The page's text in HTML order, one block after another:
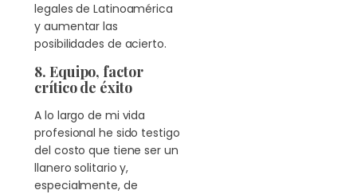
legales de Latinoamérica
y aumentar las
posibilidades de acierto.
8. Equipo, factor
crítico de éxito
A lo largo de mi vida
profesional he sido testigo
del costo que tiene ser un
llanero solitario y,
especialmente, de